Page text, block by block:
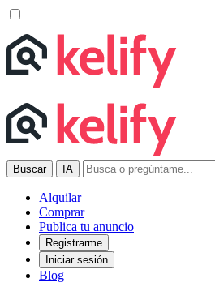
Buscar IA
Alquilar
Comprar
Publica tu anuncio
Registrarme
Iniciar sesión
Blog